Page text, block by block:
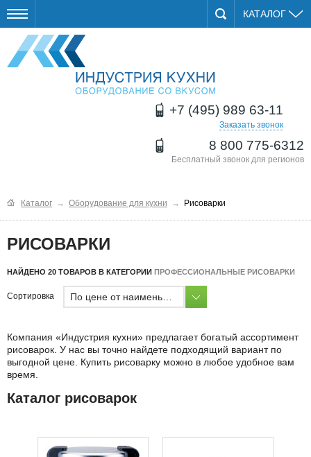
КАТАЛОГ
+7 (495) 989 63-11
Заказать звонок
8 800 775-6312
Бесплатный звонок для регионов
Каталог → Оборудование для кухни → Рисоварки
РИСОВАРКИ
НАЙДЕНО 20 ТОВАРОВ В КАТЕГОРИИ ПРОФЕССИОНАЛЬНЫЕ РИСОВАРКИ
Сортировка
Компания «Индустрия кухни» предлагает богатый ассортимент
рисоварок. У нас вы точно найдете подходящий вариант по
выгодной цене. Купить рисоварку можно в любое удобное вам
время.
Каталог рисоварок